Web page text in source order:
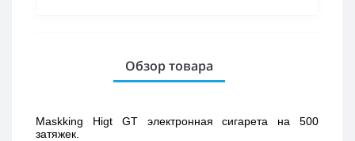
Обзор товара
Maskking Higt GT электронная сигарета на 500
затяжек.